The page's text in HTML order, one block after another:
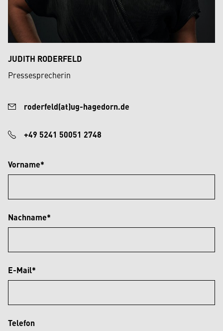
JUDITH RODERFELD
Pressesprecherin
roderfeld(at)ug-hagedorn.de
+49 5241 50051 2748
Vorname*
Nachname*
E-Mail*
Telefon